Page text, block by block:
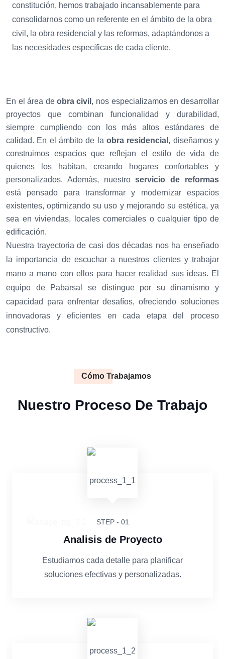
constitución, hemos trabajado incansablemente para
consolidarnos como un referente en el ámbito de la obra
civil, la obra residencial y las reformas, adaptándonos a
las necesidades específicas de cada cliente.
En el área de obra civil , nos especializamos en desarrollar
proyectos que combinan funcionalidad y durabilidad,
siempre cumpliendo con los más altos estándares de
calidad. En el ámbito de la obra residencial , diseñamos y
construimos espacios que reflejan el estilo de vida de
quienes los habitan, creando hogares confortables y
personalizados. Además, nuestro servicio de reformas
está pensado para transformar y modernizar espacios
existentes, optimizando su uso y mejorando su estética, ya
sea en viviendas, locales comerciales o cualquier tipo de
edificación.
Nuestra trayectoria de casi dos décadas nos ha enseñado
la importancia de escuchar a nuestros clientes y trabajar
mano a mano con ellos para hacer realidad sus ideas. El
equipo de Pabarsal se distingue por su dinamismo y
capacidad para enfrentar desafíos, ofreciendo soluciones
innovadoras y eficientes en cada etapa del proceso
constructivo.
Cómo Trabajamos
Nuestro Proceso De Trabajo
STEP - 01
Analisis de Proyecto
Estudiamos cada detalle para planificar
soluciones efectivas y personalizadas.